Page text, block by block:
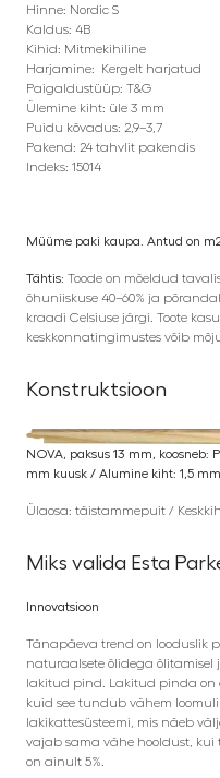
Hinne: Nordic S
Kaldus: 4B
Kihid: Mitmekihiline
Harjamine: Kergelt harjatud
Paigaldustüüp: T&G
Ülemine kiht: üle 3 mm
Puidu kõvadus: 2,9–3,7
Pakend: 24 tahvlit pakendis
Indeks: 15014
Müüme paki kaupa. Antud on
Tähtis: Toode on mõeldud
õhuniiskuse 40–60% ja
kraadi Celsiuse järgi. Toote
keskkonnatingimustes võib
Konstruktsioon
NOVA, paksus 13 mm, koosneb:
mm kuusk / Alumine kiht: 1,5 mm
Ülaosa: täistammepuit /
Miks valida Esta
Innovatsioon
Tänapäeva trend on looduslik
naturaalsete õlidega õlitamisel
lakitud pind. Lakitud pinda
kuid see tundub vähem
lakikattesüsteemi, mis näeb
vajab sama vähe hooldust,
on ainult 5%.